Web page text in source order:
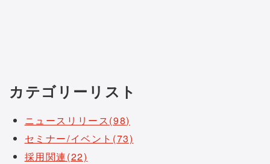
カテゴリーリスト
ニュースリリース(98)
セミナー/イベント(73)
採用関連(22)